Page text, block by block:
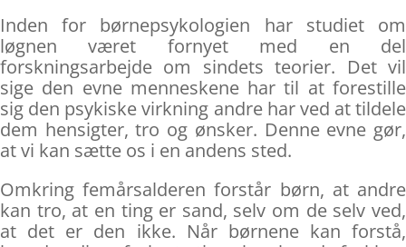
Inden for børnepsykologien har studiet om
løgnen været fornyet med en del
forskningsarbejde om sindets teorier. Det vil
sige den evne menneskene har til at forestille
sig den psykiske virkning andre har ved at tildele
dem hensigter, tro og ønsker. Denne evne gør,
at vi kan sætte os i en andens sted.
Omkring femårsalderen forstår børn, at andre
kan tro, at en ting er sand, selv om de selv ved,
at det er den ikke. Når børnene kan forstå,